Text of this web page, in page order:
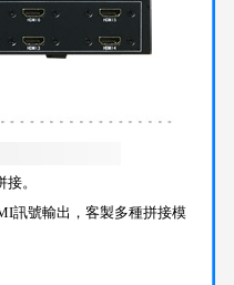
。
訊號輸出，客製多種拼接模